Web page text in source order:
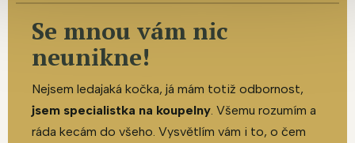
Se mnou vám nic
neunikne!
Nejsem ledajaká kočka, já mám totiž odbornost,
jsem specialistka na koupelny . Všemu rozumím a
ráda kecám do všeho. Vysvětlím vám i to, o čem